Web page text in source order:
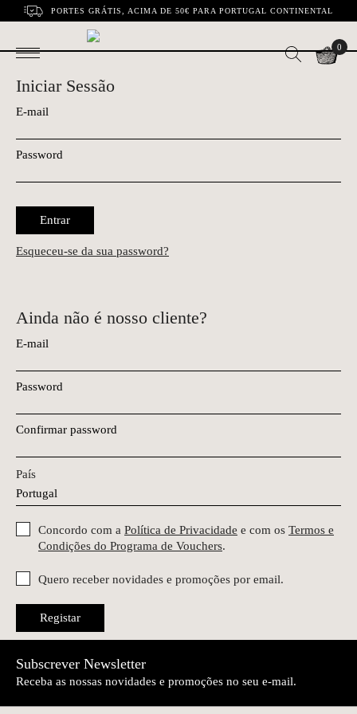
PORTES GRÁTIS, ACIMA DE 50€ PARA PORTUGAL CONTINENTAL
0
Iniciar Sessão
E-mail
Password
Entrar
Esqueceu-se da sua password?
Ainda não é nosso cliente?
E-mail
Password
Confirmar password
País
Concordo com a Política de Privacidade e com os Termos e
Condições do Programa de Vouchers.
Quero receber novidades e promoções por email.
Registar
Subscrever Newsletter
Receba as nossas novidades e promoções no seu e-mail.